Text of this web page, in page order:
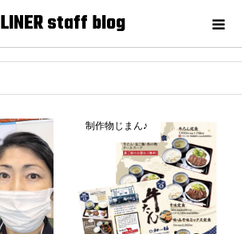
LINER staff blog
制作物じまん♪